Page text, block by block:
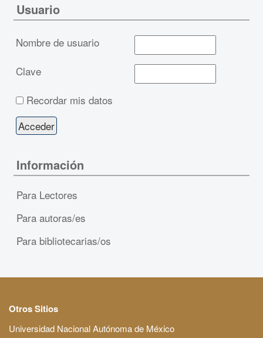
Usuario
Nombre de usuario
Clave
Recordar mis datos
Información
Para Lectores
Para autoras/es
Para bibliotecarias/os
Otros Sitios
Universidad Nacional Autónoma de México